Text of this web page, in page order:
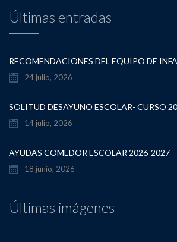
Últimas entradas
RECOMENDACIONES DEL EQUIPO DE
24 julio, 2026
SOLITUD DESAYUNO ESCOLAR- CURSO
14 julio, 2026
AYUDAS COMEDOR ESCOLAR 2026-2027
18 junio, 2026
Últimas imágenes